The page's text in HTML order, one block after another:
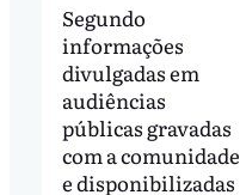
Segundo
informações
divulgadas em
audiências
públicas gravadas
com a comunidade
e disponibilizadas